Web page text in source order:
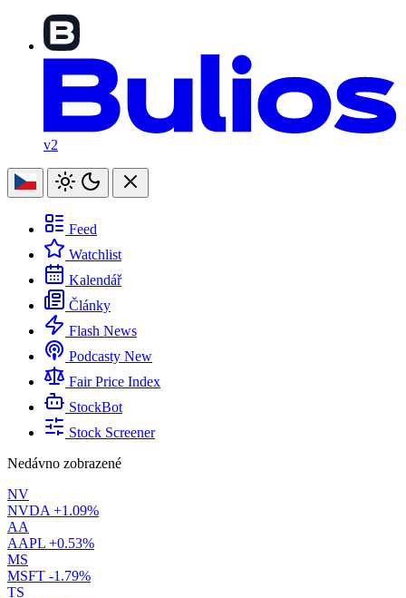
v2
Feed
Watchlist
Kalendář
Články
Flash News
Podcasty New
Fair Price Index
StockBot
Stock Screener
Nedávno zobrazené
NV
NVDA +1.09%
AA
AAPL +0.53%
MS
MSFT -1.79%
TS